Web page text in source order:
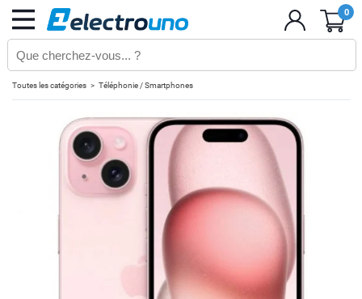
0
Toutes les catégories Téléphonie / Smartphones